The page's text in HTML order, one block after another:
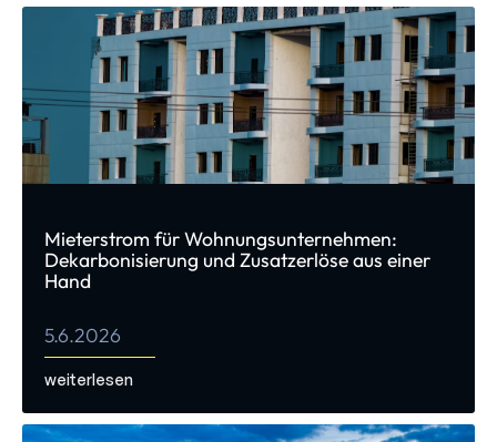
Mieterstrom für Wohnungsunternehmen:
Dekarbonisierung und Zusatzerlöse aus einer
Hand
5.6.2026
weiterlesen